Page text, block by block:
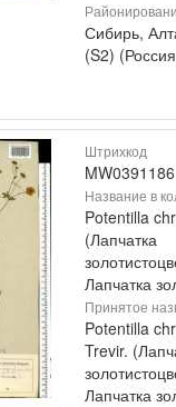
Сибирь,
(S2)
Штрихкод
MW0391186
Название в
Potentilla
(Лапчатка
Лапчатка
Принятое
Potentilla
Trevir.
Лапчатка